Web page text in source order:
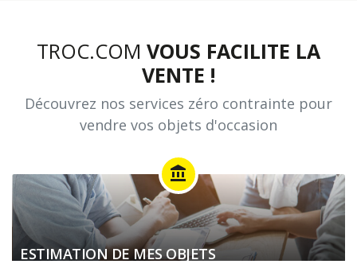
TROC.COM VOUS FACILITE LA
VENTE !
Découvrez nos services zéro contrainte pour
vendre vos objets d'occasion
account_balance
ESTIMATION DE MES OBJETS